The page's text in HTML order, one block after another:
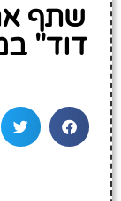
שתף
דוד"